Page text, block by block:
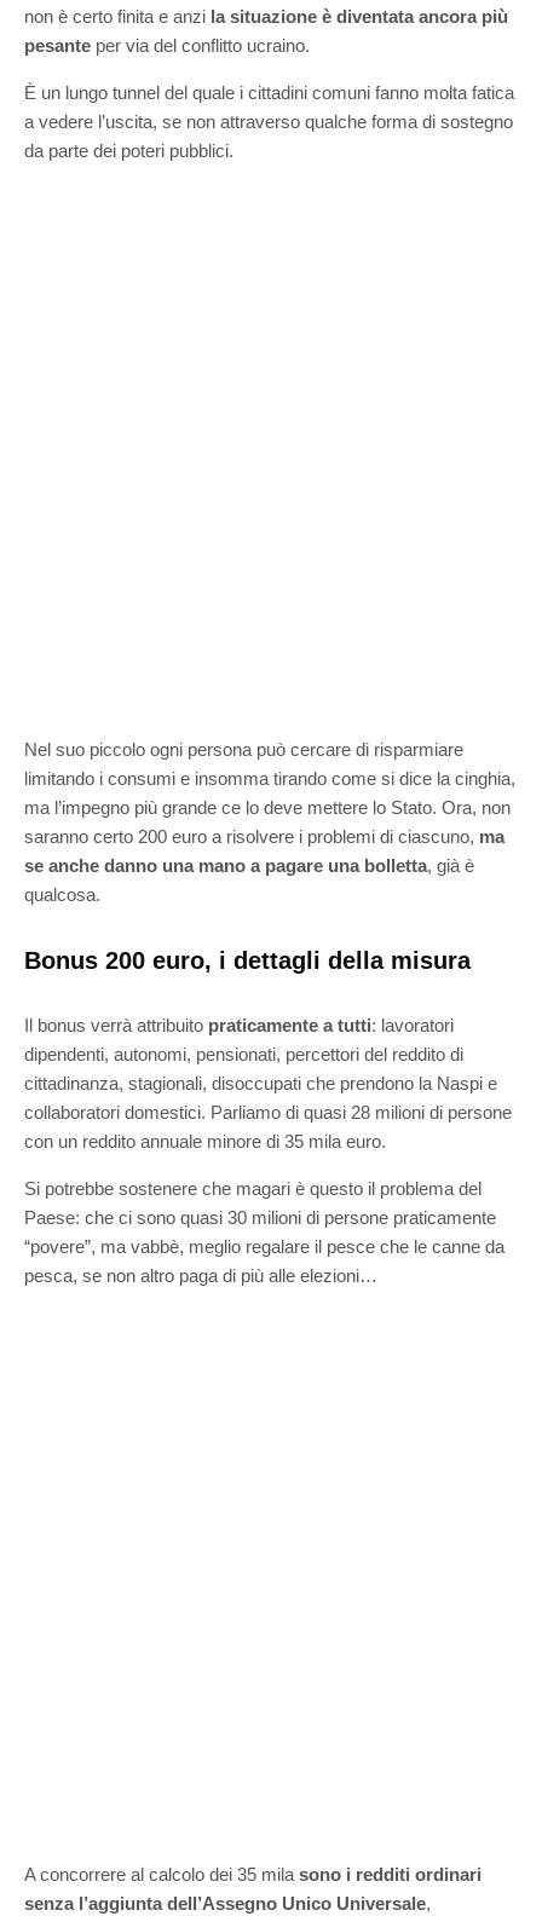
non è certo finita e anzi la situazione è diventata ancora più
pesante per via del conflitto ucraino.
È un lungo tunnel del quale i cittadini comuni fanno molta fatica
a vedere l’uscita, se non attraverso qualche forma di sostegno
da parte dei poteri pubblici.
Nel suo piccolo ogni persona può cercare di risparmiare
limitando i consumi e insomma tirando come si dice la cinghia,
ma l’impegno più grande ce lo deve mettere lo Stato. Ora, non
saranno certo 200 euro a risolvere i problemi di ciascuno, ma
se anche danno una mano a pagare una bolletta, già è
qualcosa.
Bonus 200 euro, i dettagli della misura
Il bonus verrà attribuito praticamente a tutti: lavoratori
dipendenti, autonomi, pensionati, percettori del reddito di
cittadinanza, stagionali, disoccupati che prendono la Naspi e
collaboratori domestici. Parliamo di quasi 28 milioni di persone
con un reddito annuale minore di 35 mila euro.
Si potrebbe sostenere che magari è questo il problema del
Paese: che ci sono quasi 30 milioni di persone praticamente
“povere”, ma vabbè, meglio regalare il pesce che le canne da
pesca, se non altro paga di più alle elezioni…
A concorrere al calcolo dei 35 milasono i redditi ordinari
senza l’aggiunta dell’Assegno Unico Universale,